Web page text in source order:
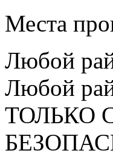
Места
Любой
Любой
ТОЛЬКО